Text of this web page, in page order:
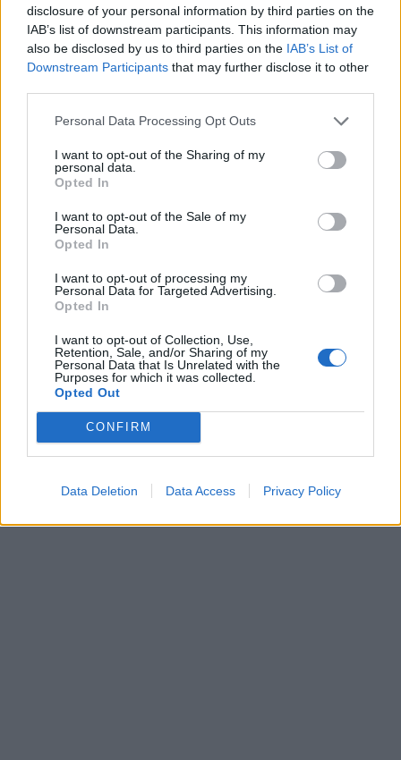
disclosure of your personal information by third parties on the
IAB’s list of downstream participants. This information may
also be disclosed by us to third parties on the IAB’s List of
Downstream Participants that may further disclose it to other
Personal Data Processing Opt Outs
I want to opt-out of the Sharing of my
personal data.
Opted In
I want to opt-out of the Sale of my
Personal Data.
Opted In
I want to opt-out of processing my
Personal Data for Targeted Advertising.
Opted In
I want to opt-out of Collection, Use,
Retention, Sale, and/or Sharing of my
Personal Data that Is Unrelated with the
Purposes for which it was collected.
Opted Out
CONFIRM
Data Deletion Data Access Privacy Policy
Μας δίδαξε τις πιο πολύτιμες αξίες, όπως ο
οφείλουμε να εφαρμόζουμε πρωτίστως
Η μητέρα μας δεν θα είναι για πάντα δίπλα
μας. Είναι σημαντικό να την εκτιμάμε, να την
αγαπάμε και να της το δείχνουμε
καθημερινούς, γιατί κάποτε μπορεί να είναι
πολύ αργά.